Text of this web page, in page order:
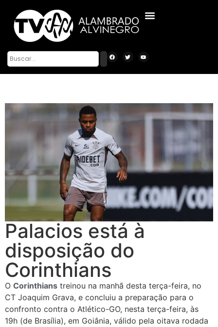
Palacios está à
disposição do
Corinthians
O Corinthians treinou na manhã desta terça-feira, no
CT Joaquim Grava, e concluiu a preparação para o
confronto contra o Atlético-GO, nesta terça-feira, às
19h (de Brasília), em Goiânia, válido pela oitava rodada